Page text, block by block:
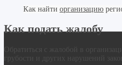
Как найти организацию
Как подать жалобу
Обратиться с жалобой в
грубости и других нарушений